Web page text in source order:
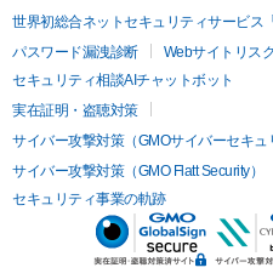
世界初総合ネットセキュリティサービス
パスワード漏洩診断
Webサイトリス
セキュリティ相談AIチャットボット
実在証明・盗聴対策
サイバー攻撃対策（GMOサイバーセキュ
サイバー攻撃対策（GMO Flatt Security）
セキュリティ事業の軌跡